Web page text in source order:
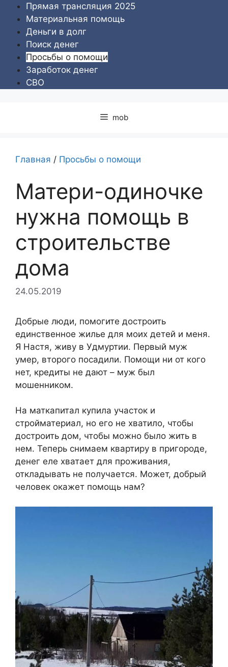
Перейти
содержимому
Прямая трансляция 2025
Материальная помощь
Деньги в долг
Поиск денег
Просьбы о помощи
Заработок денег
СВО
mob
Главная / Просьбы о помощи
Матери-одиночке
нужна помощь в
строительстве
дома
24.05.2019
Добрые люди, помогите достроить
единственное жилье для моих детей и меня.
Я Настя, живу в Удмуртии. Первый муж
умер, второго посадили. Помощи ни от кого
нет, кредиты не дают – муж был
мошенником.
На маткапитал купила участок и
стройматериал, но его не хватило, чтобы
достроить дом, чтобы можно было жить в
нем. Теперь снимаем квартиру в пригороде,
денег еле хватает для проживания,
откладывать не получается. Может, добрый
человек окажет помощь нам?